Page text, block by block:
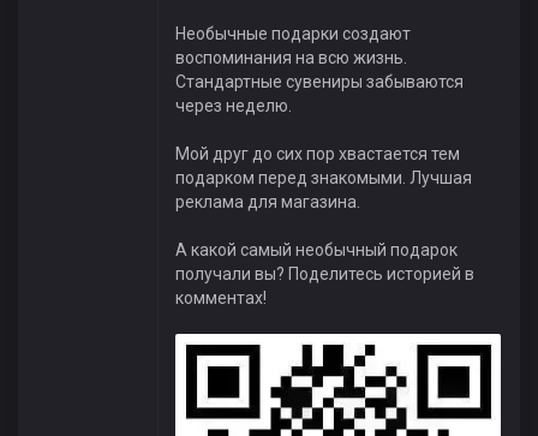
Необычные подарки создают
воспоминания на всю жизнь.
Стандартные сувениры забываются
через неделю.
Мой друг до сих пор хвастается тем
подарком перед знакомыми. Лучшая
реклама для магазина.
А какой самый необычный подарок
получали вы? Поделитесь историей в
комментах!